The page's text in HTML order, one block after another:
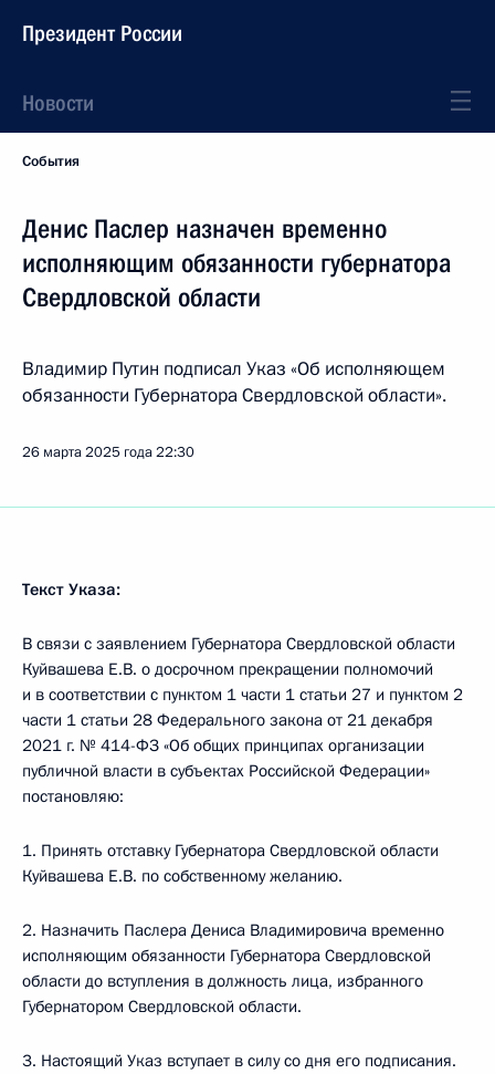
Президент России
Новости
События
Денис Паслер назначен временно
исполняющим обязанности губернатора
Свердловской области
Владимир Путин подписал Указ «Об исполняющем
обязанности Губернатора Свердловской области».
26 марта 2025 года22:30
Текст Указа:
В связи с заявлением Губернатора Свердловской области
Куйвашева Е.В. о досрочном прекращении полномочий
и в соответствии с пунктом 1 части 1 статьи 27 и пунктом 2
части 1 статьи 28 Федерального закона от 21 декабря
2021 г. № 414-ФЗ «Об общих принципах организации
публичной власти в субъектах Российской Федерации»
постановляю:
1. Принять отставку Губернатора Свердловской области
Куйвашева Е.В. по собственному желанию.
2. Назначить Паслера Дениса Владимировича временно
исполняющим обязанности Губернатора Свердловской
области до вступления в должность лица, избранного
Губернатором Свердловской области.
3. Настоящий Указ вступает в силу со дня его подписания.